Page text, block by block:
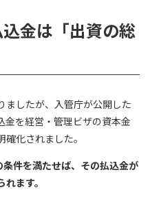
金は「出資の総
ましたが、入管庁が公開した
金を経営・管理ビザの資本金
化されました。
件を満たせば、その払込金が
ます。